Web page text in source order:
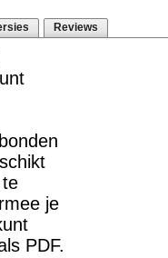
Reviews
je
PDF.